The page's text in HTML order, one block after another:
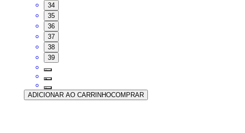
34
35
36
37
38
39
ADICIONAR AO CARRINHOCOMPRAR